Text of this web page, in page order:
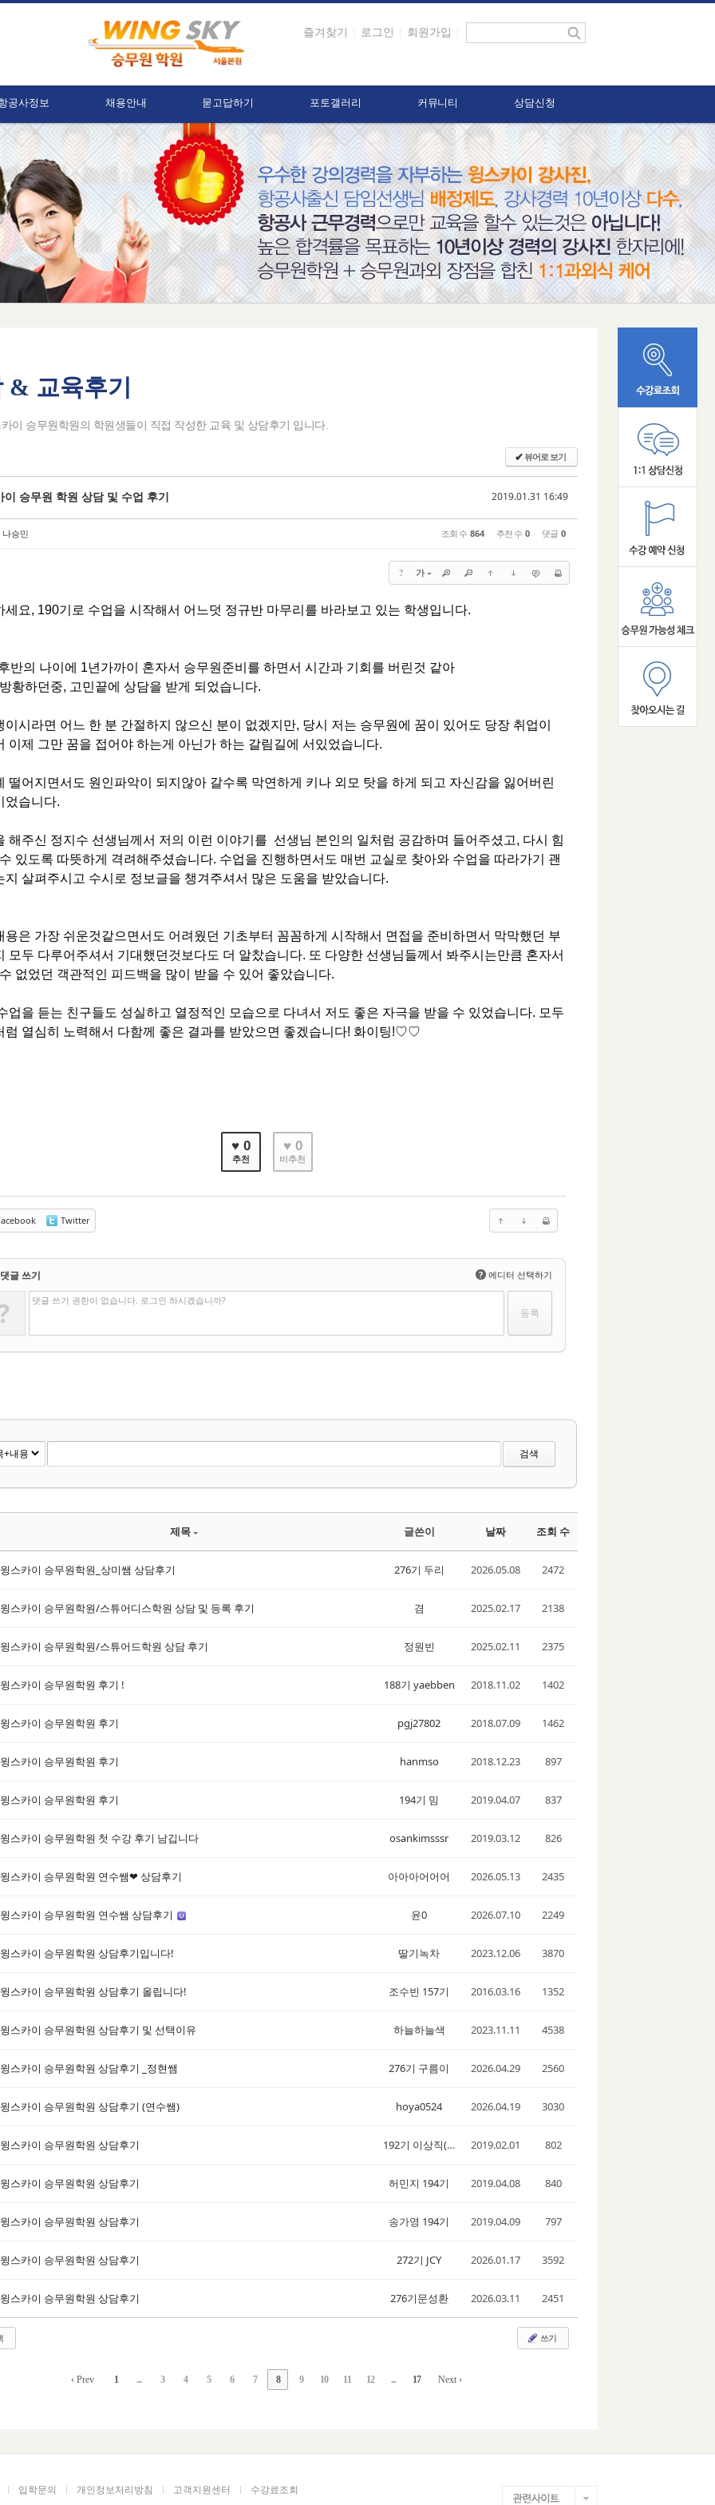
즐겨찾기 로그인 회원가입
공사정보 채용안내 묻고답하기 포토갤러리 커뮤니티 상담신청
& 교육후기
이 승무원학원의 학원생들이 직접 작성한 교육 및 상담후기 입니다.
✔뷰어로 보기
2019.01.31 16:49
이 승무원 학원 상담 및 수업 후기
승민 조회 수 864 추천 수 0 댓글 0
? 가
세요, 190기로 수업을 시작해서 어느덧 정규반 마무리를 바라보고 있는 학생입니다.
반의 나이에 1년가까이 혼자서 승무원준비를 하면서 시간과 기회를 버린것 같아
황하던중, 고민끝에 상담을 받게 되었습니다.
이시라면 어느 한 분 간절하지 않으신 분이 없겠지만, 당시 저는 승무원에 꿈이 있어도 당장 취업이
이제 그만 꿈을 접어야 하는게 아닌가 하는 갈림길에 서있었습니다.
떨어지면서도 원인파악이 되지않아 갈수록 막연하게 키나 외모 탓을 하게 되고 자신감을 잃어버린
었습니다.
해주신 정지수 선생님께서 저의 이런 이야기를 선생님 본인의 일처럼 공감하며 들어주셨고, 다시 힘
있도록 따뜻하게 격려해주셨습니다. 수업을 진행하면서도 매번 교실로 찾아와 수업을 따라가기 괜
지 살펴주시고 수시로 정보글을 챙겨주셔서 많은 도움을 받았습니다.
용은 가장 쉬운것같으면서도 어려웠던 기초부터 꼼꼼하게 시작해서 면접을 준비하면서 막막했던 부
모두 다루어주셔서 기대했던것보다도 더 알찼습니다. 또 다양한 선생님들께서 봐주시는만큼 혼자서
없었던 객관적인 피드백을 많이 받을 수 있어 좋았습니다.
업을 듣는 친구들도 성실하고 열정적인 모습으로 다녀서 저도 좋은 자극을 받을 수 있었습니다. 모두
럼 열심히 노력해서 다함께 좋은 결과를 받았으면 좋겠습니다! 화이팅!♡♡
♥ 0
추천
♥ 0
비추천
Twitter
댓글 쓰기 ? 에디터 선택하기
댓글 쓰기 권한이 없습니다. 로그인 하시겠습니까?
검색
제목 글쓴이 날짜 조회 수
윙스카이 승무원학원_상미쌤 상담후기 276기 두리 2026.05.08 2472
윙스카이 승무원학원/스튜어디스학원 상담 및 등록 후기 겸 2025.02.17 2138
윙스카이 승무원학원/스튜어드학원 상담 후기 정원빈 2025.02.11 2375
윙스카이 승무원학원 후기 ! 188기 yaebben 2018.11.02 1402
윙스카이 승무원학원 후기 pgj27802 2018.07.09 1462
윙스카이 승무원학원 후기 hanmso 2018.12.23 897
윙스카이 승무원학원 후기 194기 밈 2019.04.07 837
윙스카이 승무원학원 첫 수강 후기 남깁니다 osankimsssr 2019.03.12 826
윙스카이 승무원학원 연수쌤❤ 상담후기 아아아어어어 2026.05.13 2435
윙스카이 승무원학원 연수쌤 상담후기 윤0 2026.07.10 2249
윙스카이 승무원학원 상담후기입니다! 딸기녹차 2023.12.06 3870
윙스카이 승무원학원 상담후기 올립니다! 조수빈 157기 2016.03.16 1352
윙스카이 승무원학원 상담후기 및 선택이유 하늘하늘색 2023.11.11 4538
윙스카이 승무원학원 상담후기 _정현쌤 276기 구름이 2026.04.29 2560
윙스카이 승무원학원 상담후기 (연수쌤) hoya0524 2026.04.19 3030
윙스카이 승무원학원 상담후기 192기 이상직(jigi****) [출처] 윙스카이 승무원학원 상담후기 (승무원합격★스튜어디스&지상직대한항공/아시아나항공사학원과외) | 작성자 2019.02.01 802
윙스카이 승무원학원 상담후기 허민지 194기 2019.04.08 840
윙스카이 승무원학원 상담후기 송가영 194기 2019.04.09 797
윙스카이 승무원학원 상담후기 272기 JCY 2026.01.17 3592
윙스카이 승무원학원 상담후기 276기문성환 2026.03.11 2451
쓰기
‹ Prev 1 ... 3 4 5 6 7 8 9 10 11 12 ... 17 Next ›
스케치북5
스케치북5
스케치북5
스케치북5
입학문의 개인정보처리방침 고객지원센터 수강료조회